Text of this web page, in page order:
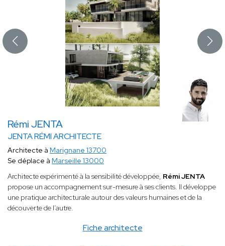
Rémi JENTA
JENTA RÉMI ARCHITECTE
Fiche architecte
Architecte à Marignane 13700
Se déplace à Marseille 13000
Architecte expérimenté à la sensibilité développée, Rémi JENTA
propose un accompagnement sur-mesure à ses clients. Il développe
une pratique architecturale autour des valeurs humaines et de la
découverte de l’autre.